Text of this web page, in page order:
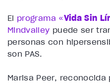
El programa «Vida Sin
Mindvalley puede ser
personas con
son PAS.
Marisa Peer,